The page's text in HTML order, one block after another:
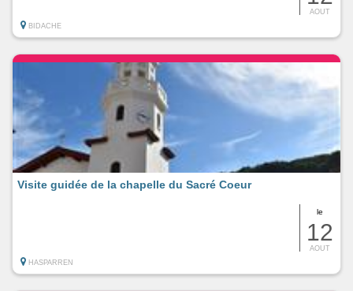
AOUT
BIDACHE
le
12
AOUT
Visite guidée de la chapelle du Sacré Coeur
HASPARREN